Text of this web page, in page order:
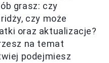
grasz: czy
czy może
oraz aktualizacje?
na temat
podejmiesz